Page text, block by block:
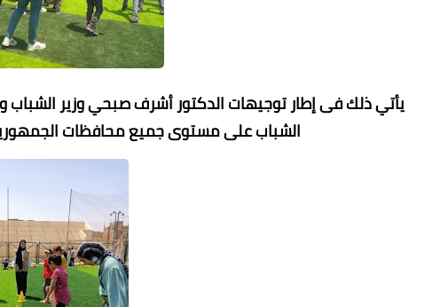
يأتي ذلك فى إطار توجيهات الدكتور أشرف صبحي وزير الشباب
الشباب على مستوى جميع محافظات الجمهورية